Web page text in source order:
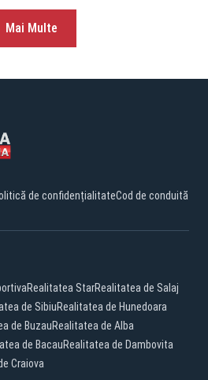
Mai Multe
de confidențialitateCod de conduită
Realitatea StarRealitatea de Salaj
de SibiuRealitatea de Hunedoara
de BuzauRealitatea de Alba
de BacauRealitatea de Dambovita
Craiova